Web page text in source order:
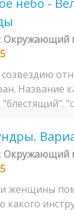
небо -
Окружающий
5
Название
"блестящий".
Окружающий
5
женщины